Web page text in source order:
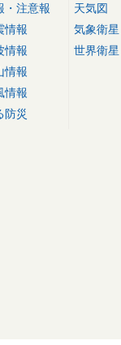
・注意報
情報
情報
情報
情報
防災
天気図
気象衛星
世界衛星